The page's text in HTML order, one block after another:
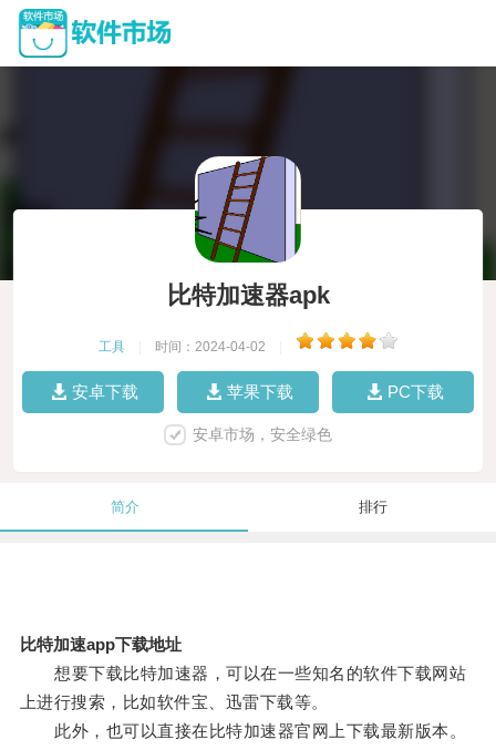
比特加速器apk
工具 时间：2024-04-02
安卓下载 苹果下载 PC下载
安卓市场，安全绿色
简介 排行
比特加速app下载地址
想要下载比特加速器，可以在一些知名的软件下载网站
上进行搜索，比如软件宝、迅雷下载等。
此外，也可以直接在比特加速器官网上下载最新版本。